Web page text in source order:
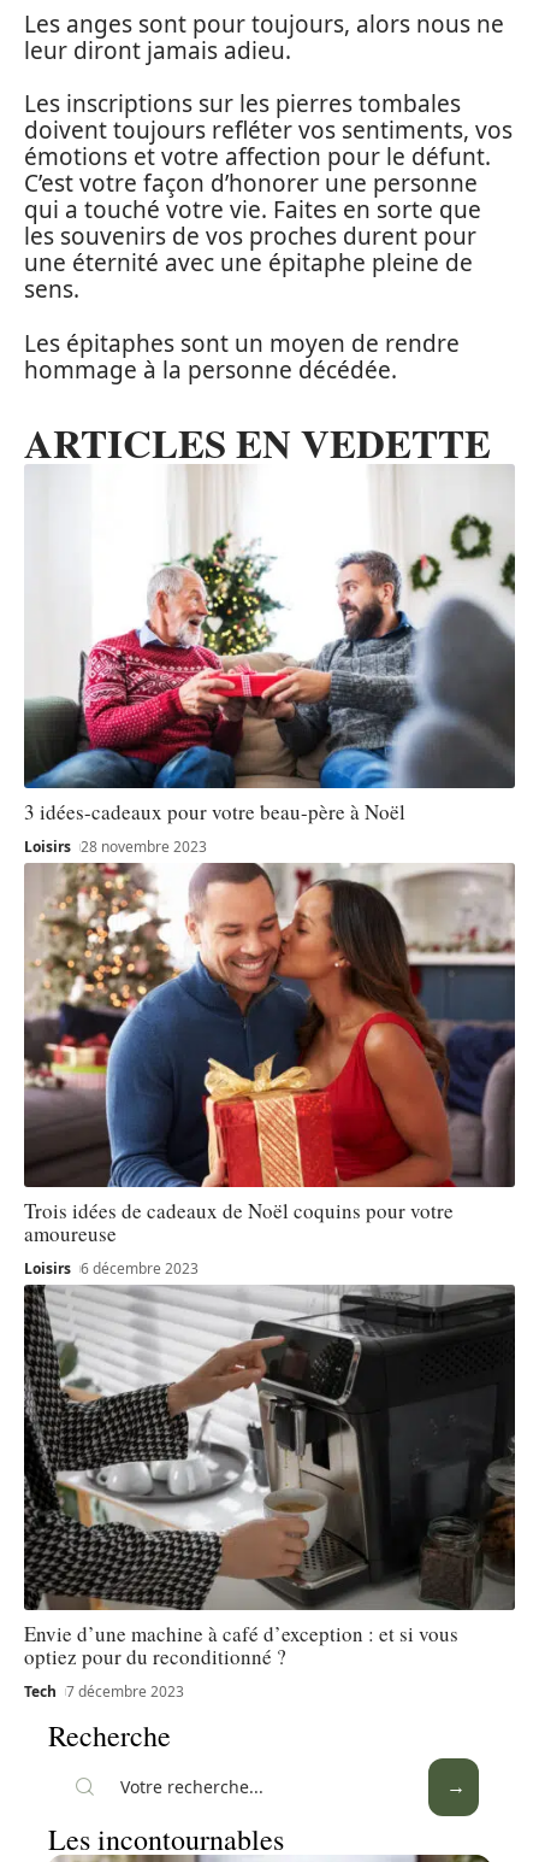
Les anges sont pour toujours, alors nous ne
leur diront jamais adieu.
Les inscriptions sur les pierres tombales
doivent toujours refléter vos sentiments, vos
émotions et votre affection pour le défunt.
C’est votre façon d’honorer une personne
qui a touché votre vie. Faites en sorte que
les souvenirs de vos proches durent pour
une éternité avec une épitaphe pleine de
sens.
Les épitaphes sont un moyen de rendre
hommage à la personne décédée.
ARTICLES EN VEDETTE
3 idées-cadeaux pour votre beau-père à Noël
Loisirs 28 novembre 2023
Trois idées de cadeaux de Noël coquins pour votre
amoureuse
Loisirs 6 décembre 2023
Envie d’une machine à café d’exception : et si vous
optiez pour du reconditionné ?
Tech 7 décembre 2023
Recherche
Les incontournables